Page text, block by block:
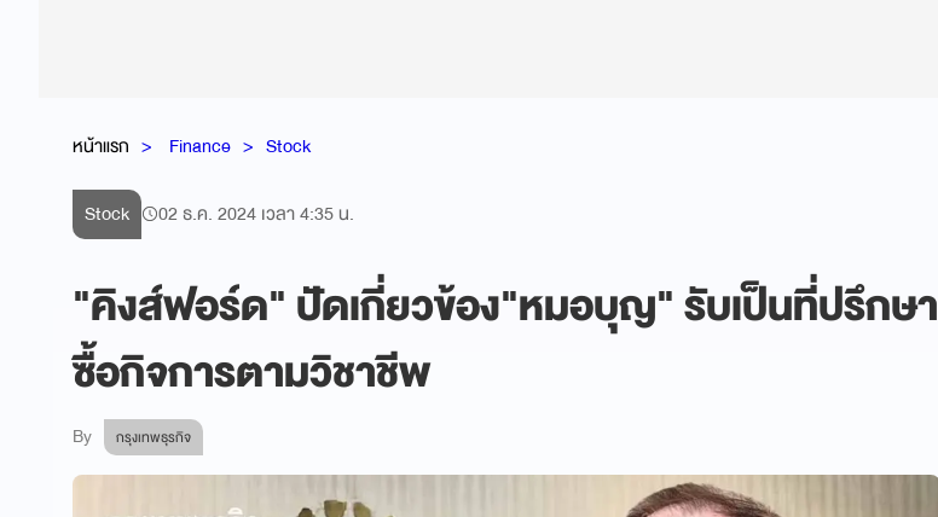
หน้าแรก Finance Stock
Stock 02 ธ.ค. 2024 เวลา 4:35 น.
"คิงส์ฟอร์ด" ปัดเกี่ยวข้อง"หมอบุญ" รับเป็นที่ปรึกษา
ซื้อกิจการตามวิชาชีพ
By กรุงเทพธุรกิจ